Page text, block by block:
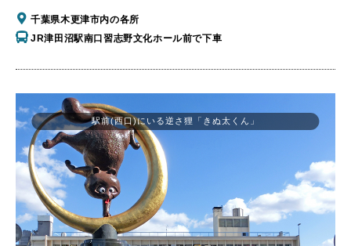
千葉県木更津市内の各所
JR津田沼駅南口習志野文化ホール前で下車
駅前(西口)にいる逆さ狸「きぬ太くん」